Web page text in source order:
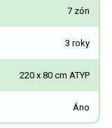
7 zón
3 roky
220 x 80 cm ATYP
Áno